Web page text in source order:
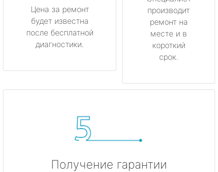
Цена за ремонт
будет известна
после бесплатной
диагностики.
производит
ремонт на
месте и в
короткий
срок.
Получение гарантии